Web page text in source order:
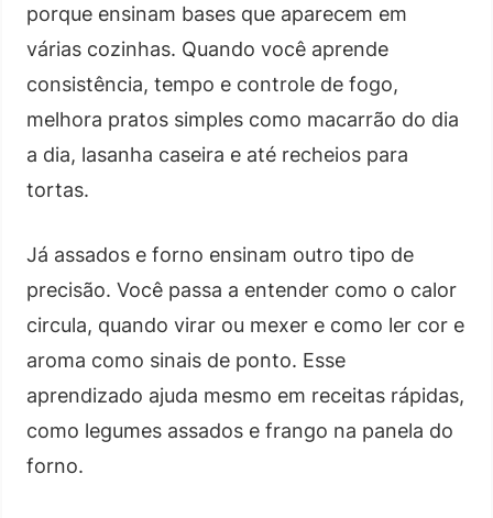
porque ensinam bases que aparecem em
várias cozinhas. Quando você aprende
consistência, tempo e controle de fogo,
melhora pratos simples como macarrão do dia
a dia, lasanha caseira e até recheios para
tortas.
Já assados e forno ensinam outro tipo de
precisão. Você passa a entender como o calor
circula, quando virar ou mexer e como ler cor e
aroma como sinais de ponto. Esse
aprendizado ajuda mesmo em receitas rápidas,
como legumes assados e frango na panela do
forno.